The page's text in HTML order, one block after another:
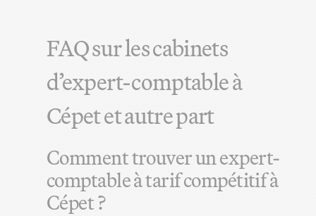
FAQ sur les cabinets
d’expert-comptable à
Cépet et autre part
Comment trouver un expert-
comptable à tarif compétitif à
Cépet ?